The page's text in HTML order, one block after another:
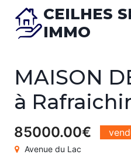
content
CEILHES
IMMO
MAISON
à Rafraichir
85000.00€
Avenue du Lac